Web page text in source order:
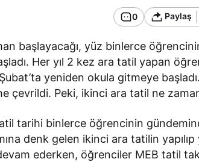
0 Paylaş
başlayacağı, yüz binlerce
Her yıl 2 kez ara tatil yapan
yeniden okula gitmeye
çevrildi. Peki, ikinci ara tatil ne
tarihi binlerce öğrencinin
denk gelen ikinci ara tatilin yapılıp
ederken, öğrenciler MEB tatil